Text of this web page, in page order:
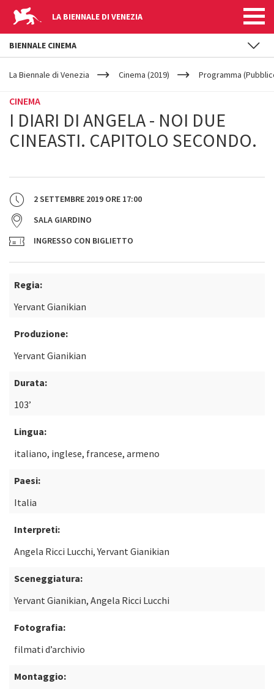
LA BIENNALE DI VENEZIA
YOUR
ARE
La Biennale di Venezia Cinema (2019) Programma
CINEMA
I DIARI DI ANGELA - NOI DUE
CINEASTI. CAPITOLO SECONDO.
2 SETTEMBRE 2019 ORE 17:00
SALA GIARDINO
INGRESSO CON BIGLIETTO
Regia:
Yervant Gianikian
Produzione:
Yervant Gianikian
Durata:
103’
Lingua:
italiano, inglese, francese, armeno
Paesi:
Italia
Interpreti:
Angela Ricci Lucchi, Yervant Gianikian
Sceneggiatura:
Yervant Gianikian, Angela Ricci Lucchi
Fotografia:
filmati d’archivio
Montaggio:
BIENNALE CINEMA